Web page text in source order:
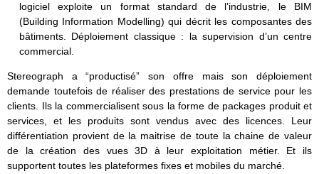
logiciel exploite un format standard de l’industrie, le BIM
(Building Information Modelling) qui décrit les composantes des
bâtiments. Déploiement classique : la supervision d’un centre
commercial.
Stereograph a “productisé” son offre mais son déploiement
demande toutefois de réaliser des prestations de service pour les
clients. Ils la commercialisent sous la forme de packages produit et
services, et les produits sont vendus avec des licences. Leur
différentiation provient de la maitrise de toute la chaine de valeur
de la création des vues 3D à leur exploitation métier. Et ils
supportent toutes les plateformes fixes et mobiles du marché.